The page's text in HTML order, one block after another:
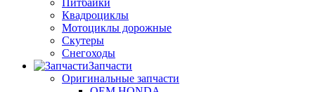
Квадроциклы
Мотоциклы дорожные
Скутеры
Снегоходы
Запчасти
Оригинальные запчасти